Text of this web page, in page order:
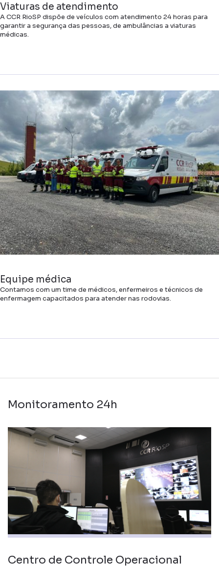
Viaturas de atendimento
A CCR RioSP dispõe de veículos com atendimento 24 horas para
garantir a segurança das pessoas, de ambulâncias a viaturas
médicas.
Equipe médica
Contamos com um time de médicos, enfermeiros e técnicos de
enfermagem capacitados para atender nas rodovias.
Monitoramento 24h
Centro de Controle Operacional